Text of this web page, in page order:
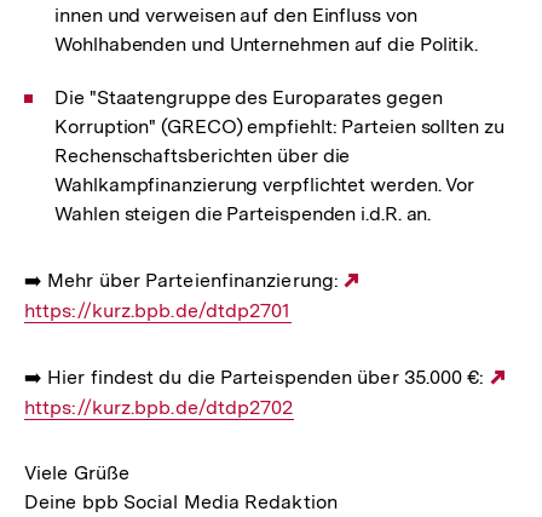
innen und verweisen auf den Einfluss von
Wohlhabenden und Unternehmen auf die Politik.
Die "Staatengruppe des Europarates gegen
Korruption" (GRECO) empfiehlt: Parteien sollten zu
Rechenschaftsberichten über die
Wahlkampfinanzierung verpflichtet werden. Vor
Wahlen steigen die Parteispenden i.d.R. an.
➡️ Mehr über Parteienfinanzierung:
https://kurz.bpb.de/dtdp2701
➡️ Hier findest du die Parteispenden über 35.000 €:
https://kurz.bpb.de/dtdp2702
Viele Grüße
Deine bpb Social Media Redaktion